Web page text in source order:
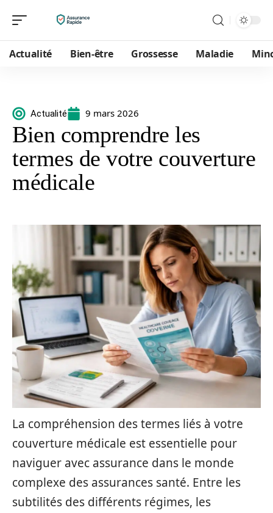
Actualité Bien-être Grossesse Maladie
Actualité 9 mars 2026
Bien comprendre les
termes de votre couverture
médicale
La compréhension des termes liés à votre
couverture médicale est essentielle pour
naviguer avec assurance dans le monde
complexe des assurances santé. Entre les
subtilités des différents régimes, les